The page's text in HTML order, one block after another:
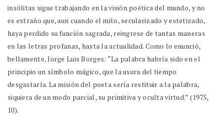
insólitas sigue trabajando en la visión poética del mundo, y no
es extraño que, aun cuando el mito, secularizado y estetizado,
haya perdido su función sagrada, reingrese de tantas maneras
en las letras profanas, hasta la actualidad. Como lo enunció,
bellamente, Jorge Luis Borges: “La palabra habría sido en el
principio un símbolo mágico, que la usura del tiempo
desgastaría. La misión del poeta sería restituir a la palabra,
siquiera de un modo parcial, su primitiva y oculta virtud.” (1975,
10).